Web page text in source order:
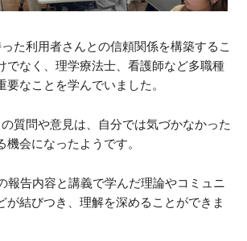
た利用者さんとの信頼関係を構築するこ
でなく、理学療法士、看護師など多職種
なことを学んでいました。
質問や意見は、自分では気づかなかった
会になったようです。
報告内容と講義で学んだ理論やコミュニ
が結びつき、理解を深めることができま